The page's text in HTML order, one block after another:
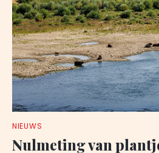
NIEUWS
Nulmeting van